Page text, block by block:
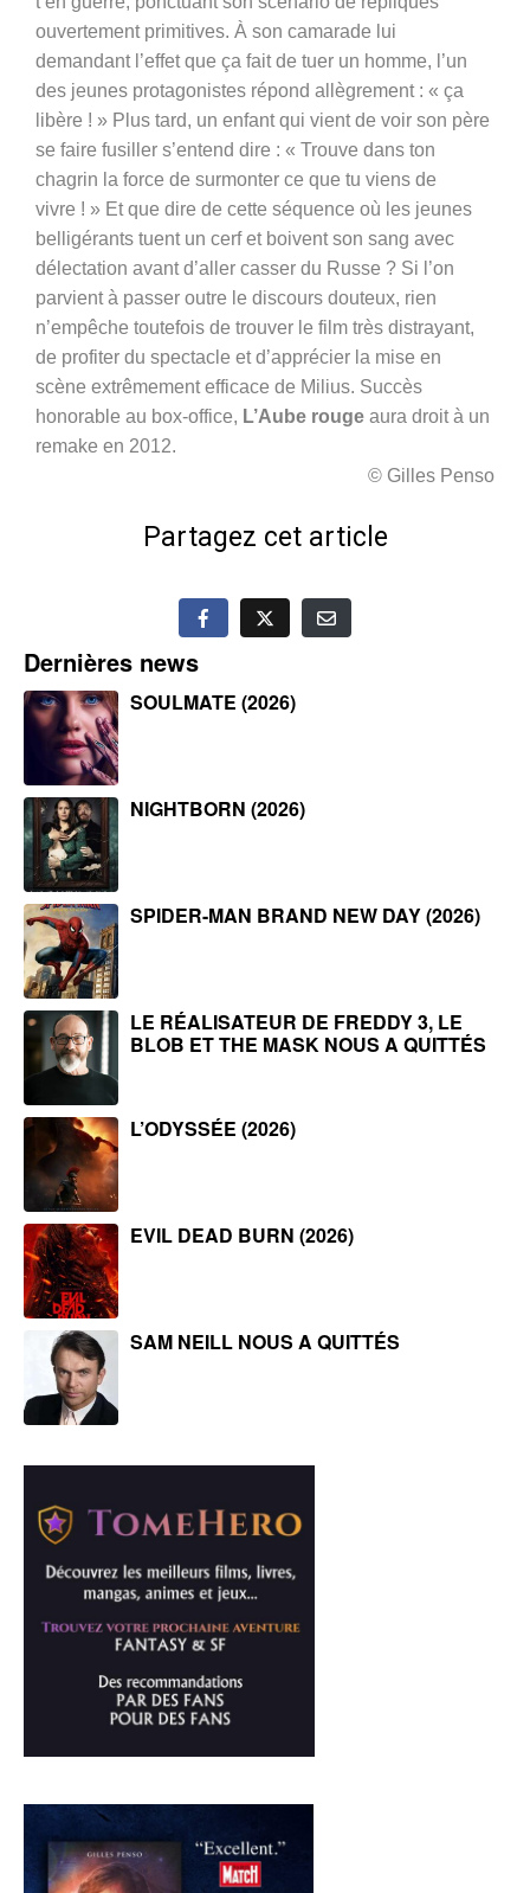
ouvertement primitives. À son camarade lui
demandant l’effet que ça fait de tuer un homme, l’un
des jeunes protagonistes répond allègrement : « ça
libère ! » Plus tard, un enfant qui vient de voir son père
se faire fusiller s’entend dire : « Trouve dans ton
chagrin la force de surmonter ce que tu viens de
vivre ! » Et que dire de cette séquence où les jeunes
belligérants tuent un cerf et boivent son sang avec
délectation avant d’aller casser du Russe ? Si l’on
parvient à passer outre le discours douteux, rien
n’empêche toutefois de trouver le film très distrayant,
de profiter du spectacle et d’apprécier la mise en
scène extrêmement efficace de Milius. Succès
honorable au box-office, L’Aube rouge aura droit à un
remake en 2012.
© Gilles Penso
Partagez cet article
Dernières news
SOULMATE (2026)
NIGHTBORN (2026)
SPIDER-MAN BRAND NEW DAY (2026)
LE RÉALISATEUR DE FREDDY 3, LE
BLOB ET THE MASK NOUS A QUITTÉS
L’ODYSSÉE (2026)
EVIL DEAD BURN (2026)
SAM NEILL NOUS A QUITTÉS